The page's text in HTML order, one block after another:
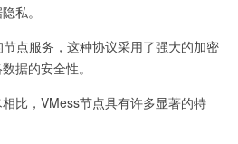
私。
点服务，这种协议采用了强大的加密
据的安全性。
比，VMess节点具有许多显著的特